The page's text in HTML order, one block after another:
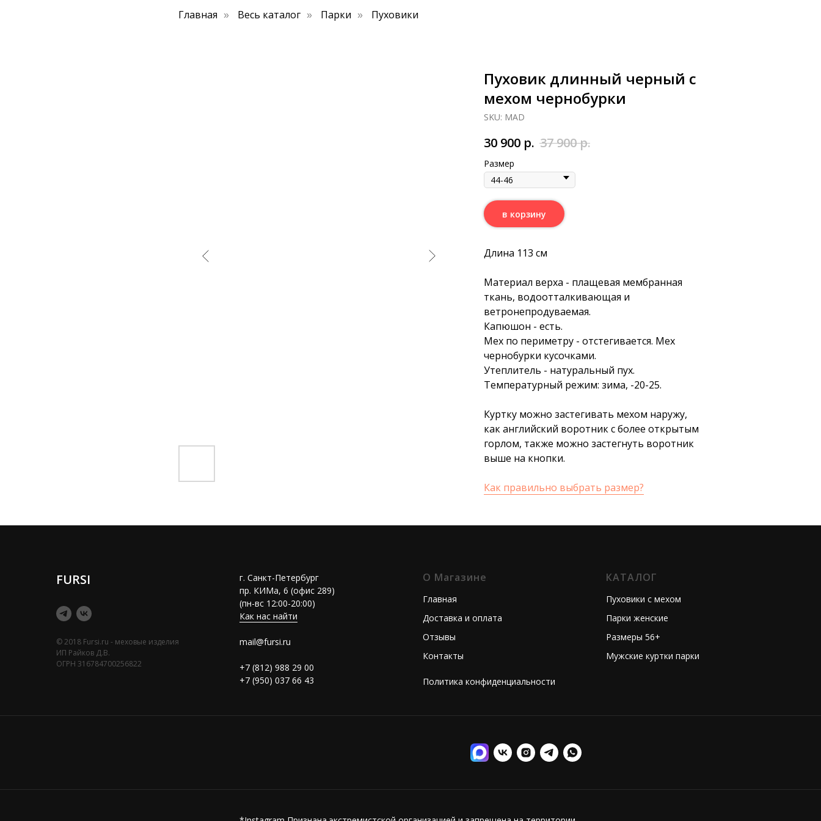
Главная » Весь каталог » Парки » Пуховики
Пуховик длинный черный с
мехом чернобурки
SKU: MAD
30 900 р. 37 900р.
Размер
в корзину
Длина 113 см
Материал верха - плащевая мембранная
ткань, водоотталкивающая и
ветронепродуваемая.
Капюшон - есть.
Мех по периметру - отстегивается. Мех
чернобурки кусочками.
Утеплитель - натуральный пух.
Температурный режим: зима, -20-25.
Куртку можно застегивать мехом наружу,
как английский воротник с более открытым
горлом, также можно застегнуть воротник
выше на кнопки.
Как правильно выбрать размер?
FURSI
© 2018 Fursi.ru - меховые изделия
ИП Райков Д.В.
ОГРН 316784700256822
г. Санкт-Петербург
пр. КИМа, 6 (офис 289)
(пн-вс 12:00-20:00)
Как нас найти
mail@fursi.ru
+7 (812) 988 29 00
+7 (950) 037 66 43
О Магазине
Главная
Доставка и оплата
Отзывы
Контакты
Политика конфиденциальности
КАТАЛОГ
Пуховики с мехом
Парки женские
Размеры 56+
Мужские куртки парки